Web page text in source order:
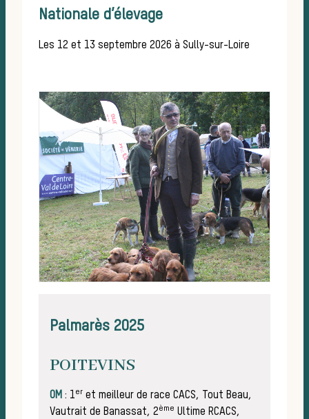
Nationale d’élevage
Les 12 et 13 septembre 2026 à Sully-sur-Loire
Palmarès 2025
POITEVINS
OM : 1er et meilleur de race CACS, Tout Beau,
Vautrait de Banassat, 2ème Ultime RCACS,